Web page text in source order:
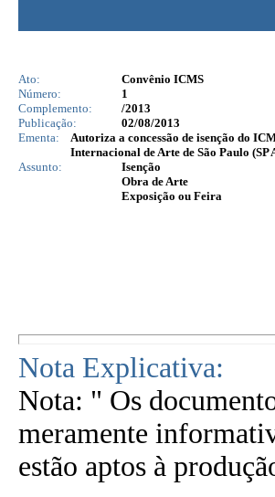
Ato:
Convênio ICMS
Número:
1
Complemento:
/2013
Publicação:
02/08/2013
Ementa:
Autoriza a concessão de isenção do
Internacional de Arte de São Paulo (SP
Assunto:
Isenção
Obra de Arte
Exposição ou Feira
Nota Explicativa:
Nota: " Os
meramente
estão aptos à